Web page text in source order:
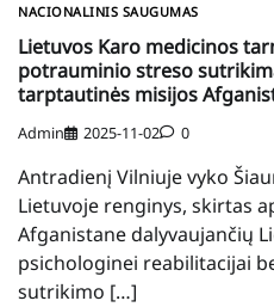
NACIONALINIS SAUGUMAS
Lietuvos Karo medicinos
potrauminio streso
tarptautinės misijos
Admin 2025-11-02 0
Antradienį Vilniuje vyko
Lietuvoje renginys, skirtas
Afganistane dalyvaujančių
psichologinei reabilitacijai
sutrikimo […]